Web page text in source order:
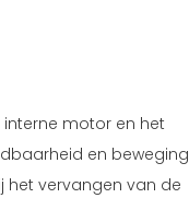
motor en het
en beweging
het vervangen van de